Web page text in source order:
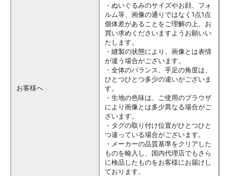
お客様へ
・ぬいぐるみのサイズやお顔、フォ
ルム等、画像の通りではなく1点1点
個体差があることをご理解の上、お
買い求めくださいますようお願いい
たします。
・縫製の状態により、画像とは表情
が違う場合がございます。
・全体のバランス、手足の角度は、
ひとつひとつ多少の違いがございま
す。
・生地の色味は、ご使用のブラウザ
により画像とは多少異なる場合がご
ざいます。
・タグの取り付け位置がひとつひと
つ違っている場合がございます。
・メーカーの品質基準をクリアした
ものを輸入し、国内代理店でもさら
に検品したものをお客様にお届けし
ております。